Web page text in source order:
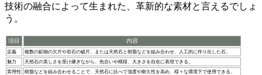
技術の融合によって生まれた、 革新的な素材と言えるでしょ
う。
項目 内容
定義
複数の鉱物の欠片や岩石の破片、または天然石と樹脂などを組み合わせ、人工的に作り出した石。
魅力
天然石の美しさを受け継ぎながら、色合いや模様、大きさを自在に表現できる。
実用性
樹脂などを組み合わせることで、天然石に比べて強度や耐久性を高め、様々な環境下で使用できる。